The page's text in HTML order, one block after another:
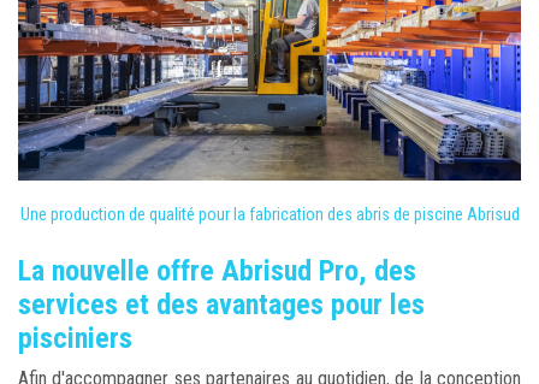
Une production de qualité pour la fabrication des abris de piscine Abrisud
La nouvelle offre Abrisud Pro, des
services et des avantages pour les
pisciniers
Afin d'accompagner ses partenaires au quotidien, de la conception